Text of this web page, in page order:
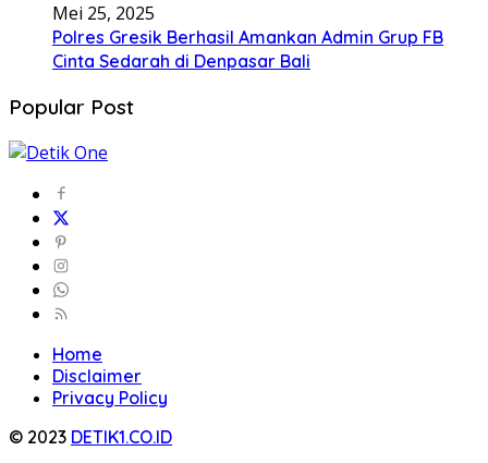
Mei 25, 2025
Polres Gresik Berhasil Amankan Admin Grup FB
Cinta Sedarah di Denpasar Bali
Popular Post
Home
Disclaimer
Privacy Policy
© 2023 DETIK1.CO.ID